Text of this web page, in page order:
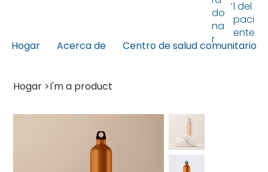
Hogar Acerca de Centro de salud comunitario
do
na
r
l del
paci
ente
Hogar >I'm a product